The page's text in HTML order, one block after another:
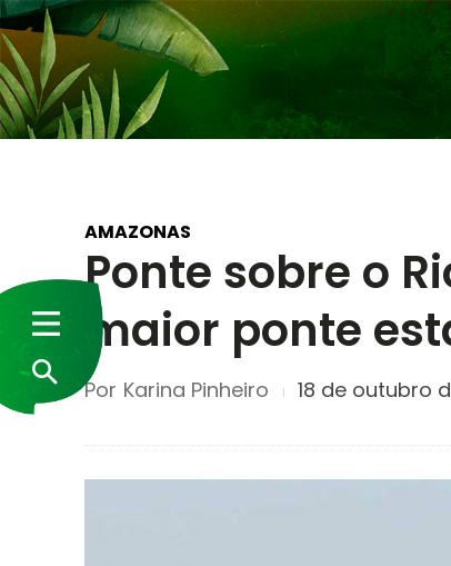
AMAZONAS
Ponte sobre o
maior ponte
Por Karina Pinheiro 18 de outubro